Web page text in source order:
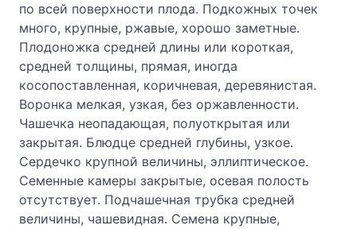
по всей поверхности плода. Подкожных точек
много, крупные, ржавые, хорошо заметные.
Плодоножка средней длины или короткая,
средней толщины, прямая, иногда
косопоставленная, коричневая, деревянистая.
Воронка мелкая, узкая, без оржавленности.
Чашечка неопадающая, полуоткрытая или
закрытая. Блюдце средней глубины, узкое.
Сердечко крупной величины, эллиптическое.
Семенные камеры закрытые, осевая полость
отсутствует. Подчашечная трубка средней
величины, чаше­видная. Семена крупные,